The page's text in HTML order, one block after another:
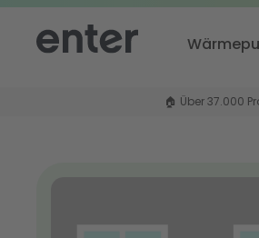
🏠 Über 37.000